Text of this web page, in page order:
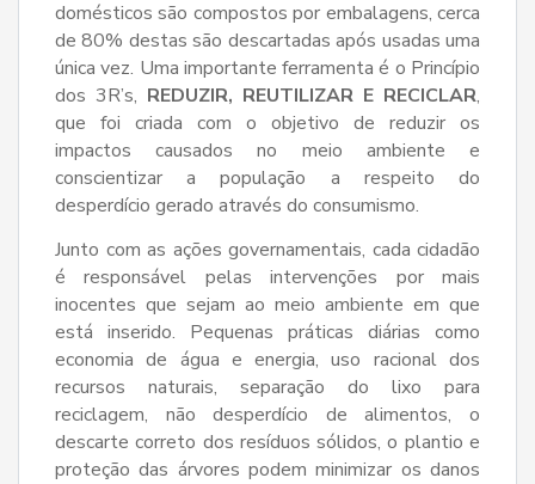
domésticos são compostos por embalagens, cerca
de 80% destas são descartadas após usadas uma
única vez. Uma importante ferramenta é o Princípio
dos 3R’s, REDUZIR, REUTILIZAR E RECICLAR,
que foi criada com o objetivo de reduzir os
impactos causados no meio ambiente e
conscientizar a população a respeito do
desperdício gerado através do consumismo.
Junto com as ações governamentais, cada cidadão
é responsável pelas intervenções por mais
inocentes que sejam ao meio ambiente em que
está inserido. Pequenas práticas diárias como
economia de água e energia, uso racional dos
recursos naturais, separação do lixo para
reciclagem, não desperdício de alimentos, o
descarte correto dos resíduos sólidos, o plantio e
proteção das árvores podem minimizar os danos